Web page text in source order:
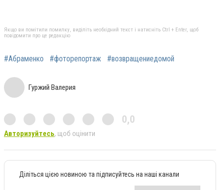
Якщо ви помітили помилку, виділіть необхідний текст і натисніть Ctrl + Enter, щоб
повідомити про це редакцію
#Абраменко #фоторепортаж #возвращениедомой
Гуржий Валерия
0,0
Авторизуйтесь, щоб оцінити
Діліться цією новиною та підписуйтесь на наші канали